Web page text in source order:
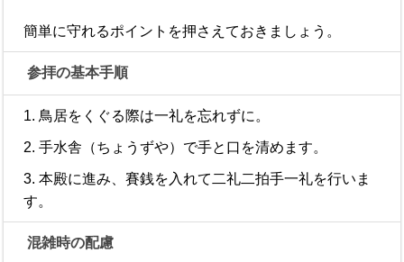
簡単に守れるポイントを押さえておきましょう。
参拝の基本手順
1. 鳥居をくぐる際は一礼を忘れずに。
2. 手水舎（ちょうずや）で手と口を清めます。
3. 本殿に進み、賽銭を入れて二礼二拍手一礼を行いま
す。
混雑時の配慮